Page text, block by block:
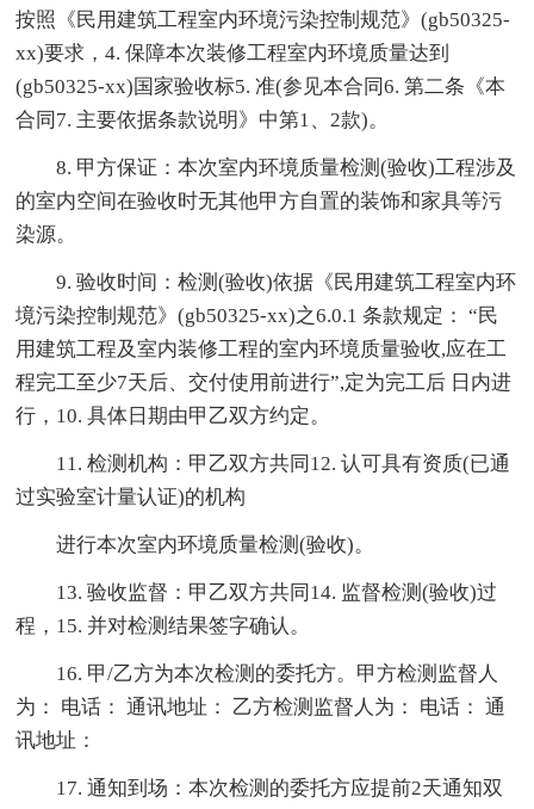
按照《民用建筑工程室内环境污染控制规范》(gb50325-
xx)要求，4. 保障本次装修工程室内环境质量达到
(gb50325-xx)国家验收标5. 准(参见本合同6. 第二条《本
合同7. 主要依据条款说明》中第1、2款)。
8. 甲方保证：本次室内环境质量检测(验收)工程涉及
的室内空间在验收时无其他甲方自置的装饰和家具等污
染源。
9. 验收时间：检测(验收)依据《民用建筑工程室内环
境污染控制规范》(gb50325-xx)之6.0.1 条款规定： “民
用建筑工程及室内装修工程的室内环境质量验收,应在工
程完工至少7天后、交付使用前进行”,定为完工后 日内进
行，10. 具体日期由甲乙双方约定。
11. 检测机构：甲乙双方共同12. 认可具有资质(已通
过实验室计量认证)的机构
进行本次室内环境质量检测(验收)。
13. 验收监督：甲乙双方共同14. 监督检测(验收)过
程，15. 并对检测结果签字确认。
16. 甲/乙方为本次检测的委托方。甲方检测监督人
为： 电话： 通讯地址： 乙方检测监督人为： 电话： 通
讯地址：
17. 通知到场：本次检测的委托方应提前2天通知双